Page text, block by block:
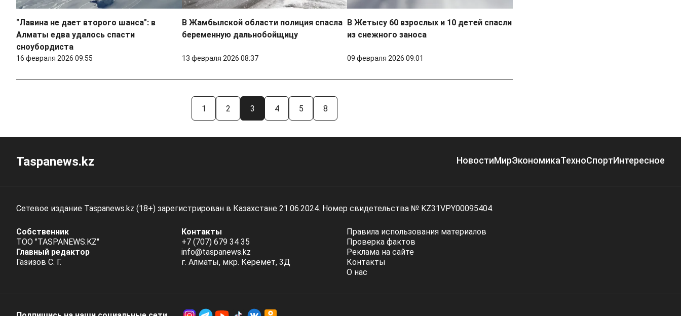
"Лавина не дает второго шанса": в
Алматы едва удалось спасти
сноубордиста
16 февраля 2026 09:55
В Жамбылской области полиция спасла
беременную дальнобойщицу
13 февраля 2026 08:37
В Жетысу 60 взрослых и 10 детей спасли
из снежного заноса
09 февраля 2026 09:01
1 2 3 4 5 8
Taspanews.kz НовостиМирЭкономикаТехноСпортИнтересное
Сетевое издание Taspanews.kz (18+) зарегистрирован в Казахстане 21.06.2024. Номер свидетельства № KZ31VPY00095404.
Собственник
ТОО "TASPANEWS.KZ"
Главный редактор
Газизов С. Г.
Контакты
+7 (707) 679 34 35
info@taspanews.kz
г. Алматы, мкр. Керемет, 3Д
Правила использования материалов
Проверка фактов
Реклама на сайте
Контакты
О нас